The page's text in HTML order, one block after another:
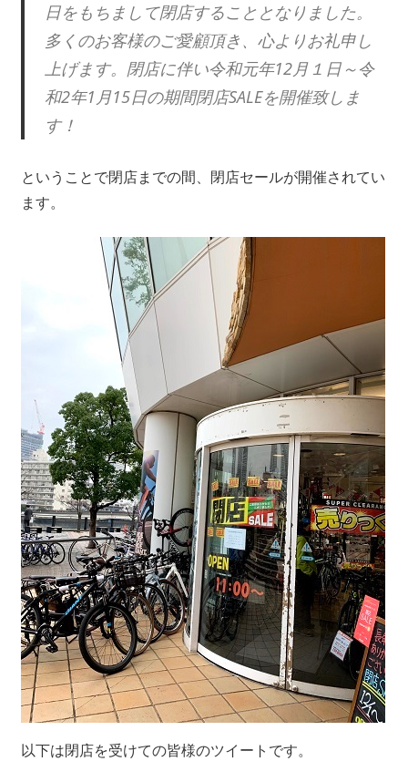
日をもちまして閉店することとなりました。
多くのお客様のご愛顧頂き、心よりお礼申し
上げます。閉店に伴い令和元年12月１日～令
和2年1月15日の期間閉店SALEを開催致しま
す！
ということで閉店までの間、閉店セールが開催されてい
ます。
以下は閉店を受けての皆様のツイートです。